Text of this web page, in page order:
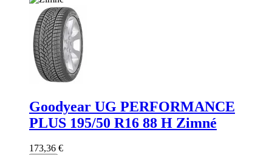
Goodyear UG PERFORMANCE
PLUS 195/50 R16 88 H Zimné
173,36 €